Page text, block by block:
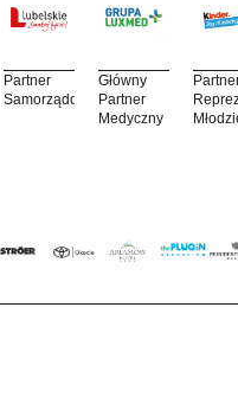
Partner
Samorządowy
Główny
Partner
Medyczny